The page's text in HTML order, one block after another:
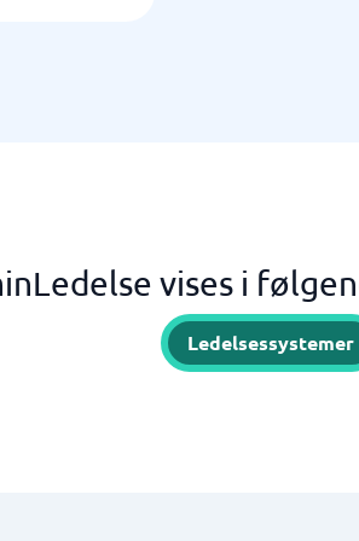
vises i
Ledelsessystemer